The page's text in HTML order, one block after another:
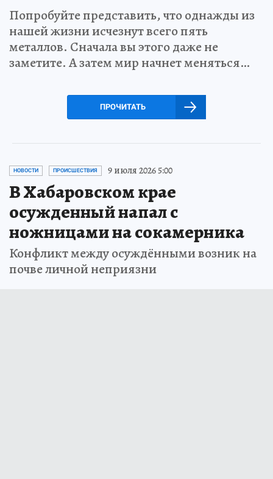
Попробуйте представить, что однажды из
нашей жизни исчезнут всего пять
металлов. Сначала вы этого даже не
заметите. А затем мир начнет меняться…
ПРОЧИТАТЬ
НОВОСТИ ПРОИСШЕСТВИЯ 9 июля 2026 5:00
В Хабаровском крае
осужденный напал с
ножницами на сокамерника
Конфликт между осуждёнными возник на
почве личной неприязни